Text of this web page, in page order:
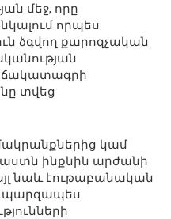
մեջ, որը
որպես
ձգվող քարոզչական
տվեց
կամ
ինքնին արժանի
նաև էութաբանական
պարզապես